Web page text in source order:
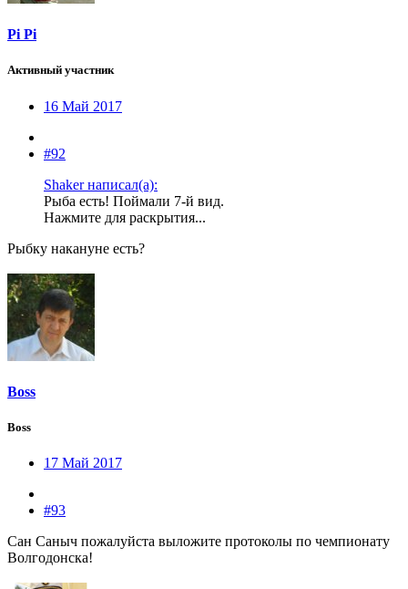
Pi Pi
Активный участник
16 Май 2017
#92
Shaker написал(а):
Рыба есть! Поймали 7-й вид.
Нажмите для раскрытия...
Рыбку накануне есть?
Boss
Boss
17 Май 2017
#93
Сан Саныч пожалуйста выложите протоколы по чемпионату
Волгодонска!